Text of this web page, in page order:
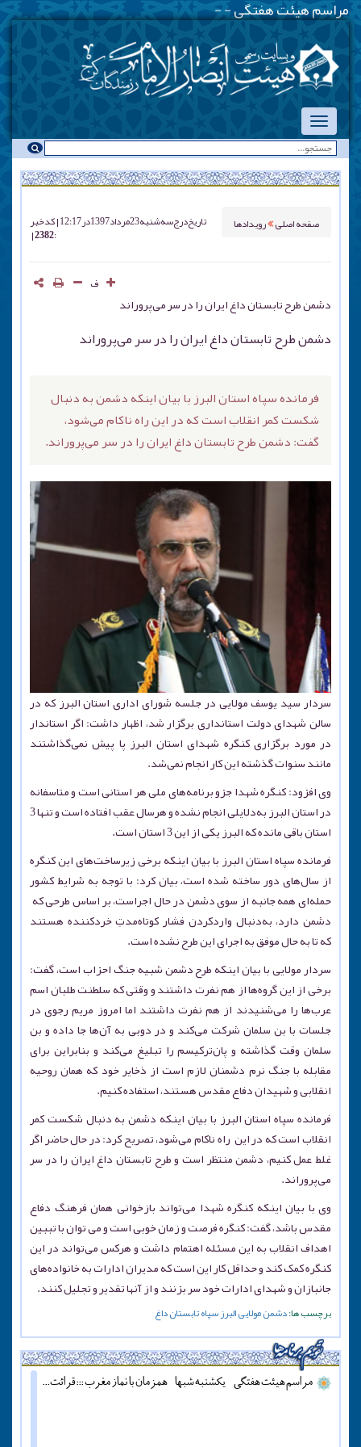
مراسم هیئت هفتگی - یکشنبه شب_
صفحه اصلی رویدادها تاریخ درجسه شنبه 23 مرداد 1397 در 12:17 کد خبر
: 2382
ف
دشمن طرح تابستان داغ ایران را در سر می‌پروراند
دشمن طرح تابستان داغ ایران را در سر می‌پروراند
فرمانده سپاه استان البرز با بیان اینکه دشمن به دنبال
شکست کمر انقلاب است که در این راه ناکام می‌شود،
گفت: دشمن طرح تابستان داغ ایران را در سر می‌پروراند.
سردار سید یوسف مولایی در جلسه شورای اداری استان البرز که در
سالن شهدای دولت استانداری برگزار شد، اظهار داشت: اگر استاندار
در مورد برگزاری کنگره شهدای استان البرز پا پیش نمی‌گذاشتند
مانند سنوات گذشته این کار انجام نمی‌شد.
وی افزود: کنگره شهدا جزو برنامه‌های ملی هر استانی است و متاسفانه
در استان البرز به‌دلایلی انجام نشده و هر‌سال عقب افتاده است و تنها 3
استان باقی مانده که البرز یکی از این 3 استان است.
فرمانده سپاه استان البرز با بیان اینکه برخی زیرساخت‌های این کنگره
از سال‌های دور ساخته شده است، بیان کرد: با توجه به شرایط کشور
حمله‌ای همه جانبه از سوی دشمن در حال اجرا‌ست، بر اساس طرحی که
دشمن دارد،‌ به‌دنبال وارد‌کردن فشار کوتاه‌مدتِ خردکننده هستند
که تا به حال موفق به اجرای این طرح نشده است.
سردار مولایی با بیان اینکه طرح دشمن شبیه جنگ احزاب است، گفت:
برخی از این گروه‌ها از هم نفرت داشتند و وقتی که سلطنت طلبان اسم
عرب‌ها را می‌شنیدند از هم نفرت داشتند اما امروز مریم رجوی در
جلسات با بن سلمان شرکت می‌کند و در دوبی به آن‌ها جا داده و بن
سلمان وقت گذاشته و پان‌ترکیسم را تبلیغ می‌کند و بنابراین برای
مقابله با جنگ نرم دشمنان لازم است از ذخایر خود که همان روحیه
انقلابی و شهیدان دفاع مقدس هستند، استفاده کنیم.
فرمانده سپاه استان البرز با بیان اینکه دشمن به دنبال شکست کمر
انقلاب است که در این راه ناکام می‌شود، تصریح کرد: در حال حاضر اگر
غلط عمل کنیم، دشمن منتظر است و طرح تابستان داغ ایران را در سر
می‌پروراند.
وی با بیان اینکه کنگره شهدا می‌تواند بازخوانی همان فرهنگ دفاع
مقدس باشد، گفت: کنگره فرصت و زمان خوبی است و می توان با تببین
اهداف انقلاب به این مسئله اهتمام داشت و هرکس می‌تواند در این
کنگره کمک کند و حداقل کار این است که مدیران ادارات به خانواده‌های
جانبازان و شهدای ادارات خود سر بزنند و از آنها تقدیر و تجلیل کنند.
برچسب ها:دشمنمولاییالبرز سپاهتابستان داغ
مراسم هیئت هفتگی - یکشنبه شبها - همزمان با نماز مغرب ::: قرائت دعای آل یاسین - پنج شنبه ها قبل از اذان مغرب ::: همه روزه نماز جماعت مغرب و عشاء برگزار میشود